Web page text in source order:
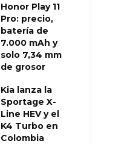
Honor Play 11
Pro: precio,
batería de
7.000 mAh y
solo 7,34 mm
de grosor
Kia lanza la
Sportage X-
Line HEV y el
K4 Turbo en
Colombia